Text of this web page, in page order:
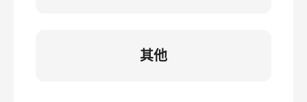
其他